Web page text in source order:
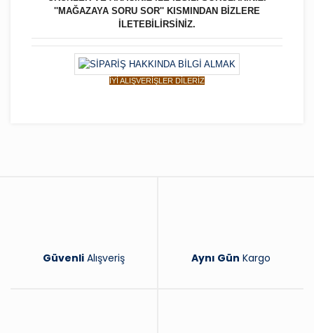
''MAĞAZAYA SORU SOR'' KISMINDAN BİZLERE
İLETEBİLİRSİNİZ.
İYİ ALIŞVERİŞLER DİLERİZ
Güvenli Alışveriş Aynı Gün Kargo